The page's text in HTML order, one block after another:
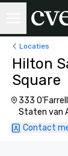
Locaties
Hilton
Square
333
Staten van
Contact